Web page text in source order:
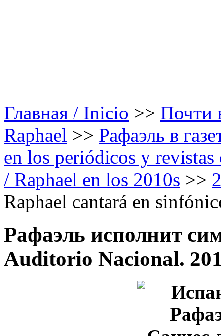
Главная / Inicio >> Почти
Raphael >> Рафаэль в
en los periódicos y
/ Raphael en los 2010s >>
Raphael cantará en
Рафаэль исполнит
Auditorio Nacional.